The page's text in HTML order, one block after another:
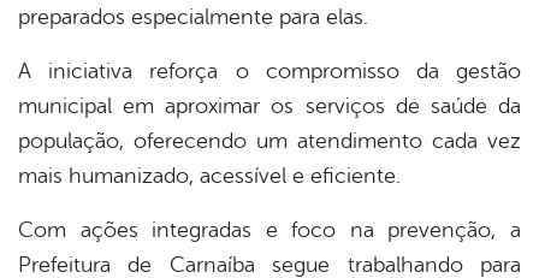
preparados especialmente para elas.
A iniciativa reforça o compromisso da gestão
municipal em aproximar os serviços de saúde da
população, oferecendo um atendimento cada vez
mais humanizado, acessível e eficiente.
Com ações integradas e foco na prevenção, a
Prefeitura de Carnaíba segue trabalhando para